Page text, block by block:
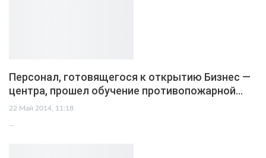
Персонал, готовящегося к открытию Бизнес —
центра, прошел обучение противопожарной…
22 Май 2014, 11:18
…